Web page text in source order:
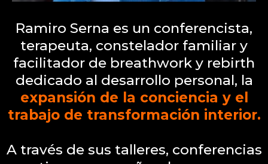
Ramiro Serna es un conferencista,
terapeuta, constelador familiar y
facilitador de breathwork y rebirth
dedicado al desarrollo personal, la
expansión de la conciencia y el
trabajo de transformación interior.
A través de sus talleres, conferencias